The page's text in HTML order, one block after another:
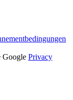
Google Privacy